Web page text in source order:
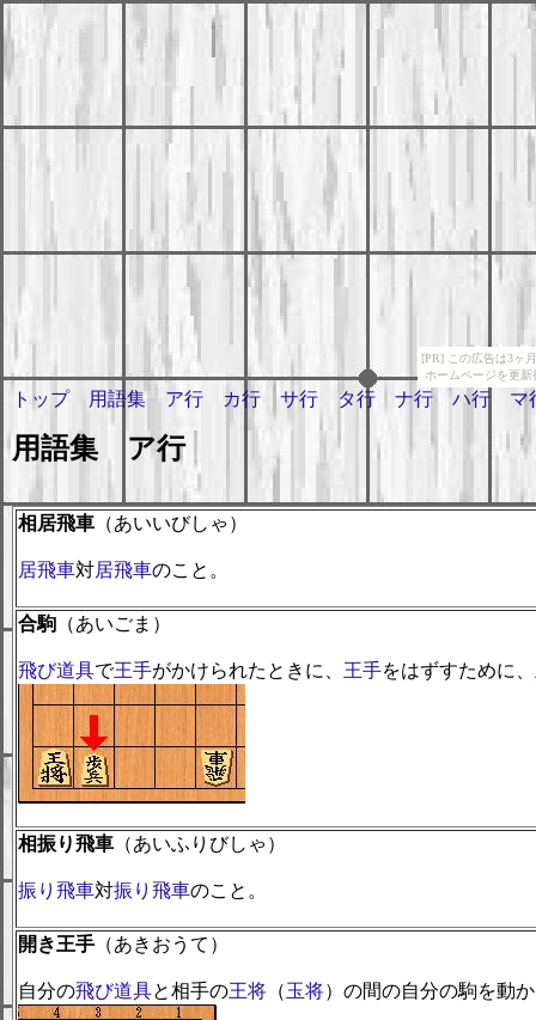
[PR] この広告は3ヶ
ホームページを更
トップ 用語集 ア行 カ行 サ行 タ行 ナ行 ハ行 マ
用語集 ア行
相居飛車 （あいいびしゃ）
居飛車対居飛車のこと。
合駒 （あいごま）
飛び道具で王手がかけられたときに、 王手をはずすために、
相振り飛車 （あいふりびしゃ）
振り飛車対振り飛車のこと。
開き王手 （あきおうて）
自分の飛び道具と相手の王将 （玉将）の間の自分の駒を動